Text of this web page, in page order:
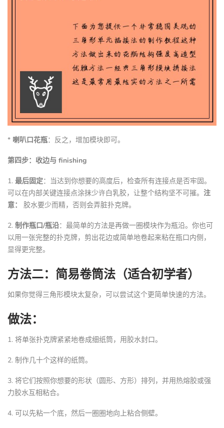
* 喇叭口花瓶：反之，增加模块即可。
第四步：收边与 finishing
1. 最后固定：当达到你想要的高度后，检查所有连接点是否牢固。
可以在内部关键连接点涂抹少许白乳胶，让整个结构坚不可摧。 注
意：
胶水要少而精，否则会弄脏扑克牌。
2. 制作瓶口/瓶沿：最简单的方法是再做一圈模块作为瓶沿。你也可
以用一张完整的扑克牌，剪出花边或简单地卷起来粘在瓶口内侧，
显得更完整。
方法二：简易卷筒法（适合初学者）
如果你觉得三角形模块太复杂，可以尝试这个更简单快速的方法。
做法：
1. 将单张扑克牌紧紧地卷成细纸筒，用胶水封口。
2. 制作几十个这样的纸筒。
3. 将它们按照你想要的形状（圆形、方形）排列，并用热熔胶或强
力胶水互相粘合。
4. 可以先粘一个底，然后一圈圈地向上粘合侧壁。